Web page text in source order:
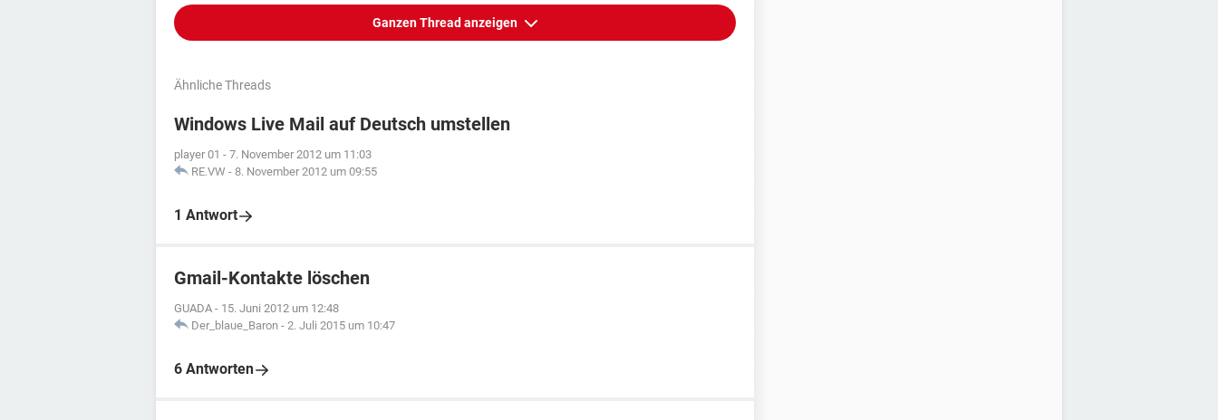
Ganzen Thread anzeigen
Ähnliche Threads
Windows Live Mail auf Deutsch umstellen
player 01 - 7. November 2012 um 11:03
RE.VW - 8. November 2012 um 09:55
1 Antwort
Gmail-Kontakte löschen
GUADA - 15. Juni 2012 um 12:48
Der_blaue_Baron - 2. Juli 2015 um 10:47
6 Antworten